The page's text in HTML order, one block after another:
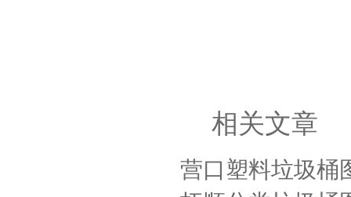
相关文章
营口塑料垃圾桶